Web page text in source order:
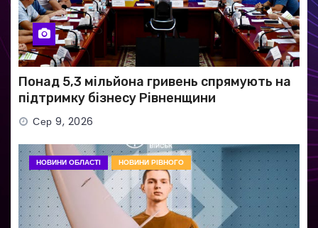
Понад 5,3 мільйона гривень спрямують на
підтримку бізнесу Рівненщини
Сер 9, 2026
НОВИНИ ОБЛАСТІ НОВИНИ РІВНОГО